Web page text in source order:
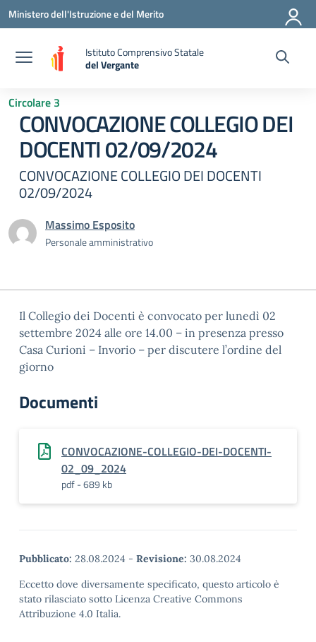
Vai ai contenuti
Vai al menu di navigazione
Vai al footer
Ministero dell'Istruzione e del Merito
Istituto Comprensivo Statale
del Vergante
— Visita la pagina iniziale della scuola
Circolare 3
CONVOCAZIONE COLLEGIO DEI
DOCENTI 02/09/2024
CONVOCAZIONE COLLEGIO DEI DOCENTI
02/09/2024
Massimo Esposito
Personale amministrativo
Il Collegio dei Docenti è convocato per lunedì 02
settembre 2024 alle ore 14.00 – in presenza presso
Casa Curioni – Invorio – per discutere l’ordine del
giorno
Documenti
CONVOCAZIONE-COLLEGIO-DEI-DOCENTI-
02_09_2024
pdf - 689 kb
Pubblicato: 28.08.2024 - Revisione: 30.08.2024
Eccetto dove diversamente specificato, questo articolo è
stato rilasciato sotto Licenza Creative Commons
Attribuzione 4.0 Italia.